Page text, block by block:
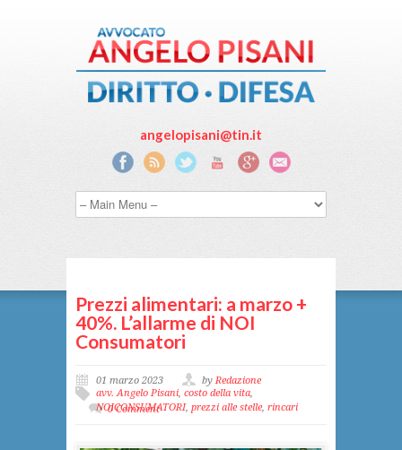
angelopisani@tin.it
Prezzi alimentari: a marzo +
40%. L’allarme di NOI
Consumatori
01 marzo 2023 byRedazione
avv. Angelo Pisani, costo della vita,
NOICONSUMATORI, prezzi alle stelle, rincari
0 Comment